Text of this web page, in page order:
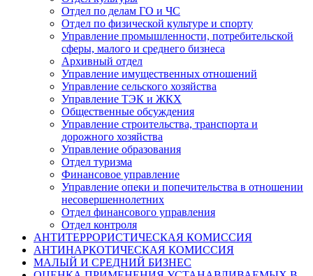
Отдел по делам ГО и ЧС
Отдел по физической культуре и спорту
Управление промышленности, потребительской
сферы, малого и среднего бизнеса
Архивный отдел
Управление имущественных отношений
Управление сельского хозяйства
Управление ТЭК и ЖКХ
Общественные обсуждения
Управление строительства, транспорта и
дорожного хозяйства
Управление образования
Отдел туризма
Финансовое управление
Управление опеки и попечительства в отношении
несовершеннолетних
Отдел финансового управления
Отдел контроля
АНТИТЕРРОРИСТИЧЕСКАЯ КОМИССИЯ
АНТИНАРКОТИЧЕСКАЯ КОМИССИЯ
МАЛЫЙ И СРЕДНИЙ БИЗНЕС